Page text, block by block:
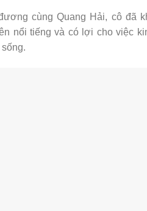
cùng Quang Hải, cô đã
nổi tiếng và có lợi cho việc